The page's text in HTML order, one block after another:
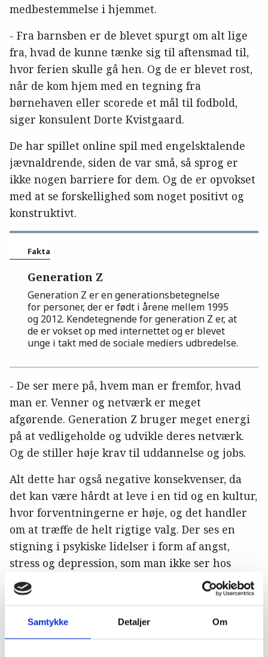
Samtykke Detaljer Om
medbestemmelse i hjemmet.
- Fra barnsben er de blevet spurgt om alt lige
fra, hvad de kunne tænke sig til aftensmad til,
hvor ferien skulle gå hen. Og de er blevet rost,
når de kom hjem med en tegning fra
børnehaven eller scorede et mål til fodbold,
siger konsulent Dorte Kvistgaard.
De har spillet online spil med engelsktalende
jævnaldrende, siden de var små, så sprog er
ikke nogen barriere for dem. Og de er opvokset
med at se forskellighed som noget positivt og
konstruktivt.
Fakta
Generation Z
Generation Z er en generationsbetegnelse
for personer, der er født i årene mellem 1995
og 2012. Kendetegnende for generation Z er, at
de er vokset op med internettet og er blevet
unge i takt med de sociale mediers udbredelse.
- De ser mere på, hvem man er fremfor, hvad
man er. Venner og netværk er meget
afgørende. Generation Z bruger meget energi
på at vedligeholde og udvikle deres netværk.
Og de stiller høje krav til uddannelse og jobs.
Alt dette har også negative konsekvenser, da
det kan være hårdt at leve i en tid og en kultur,
hvor forventningerne er høje, og det handler
om at træffe de helt rigtige valg. Der ses en
stigning i psykiske lidelser i form af angst,
stress og depression, som man ikke ser hos
andre generationer.
Generation Z på arbejdsmarkedet
I Generation Z’ teenagetid har der været en
stærk økonomi og meget lav arbejdsløshed, og